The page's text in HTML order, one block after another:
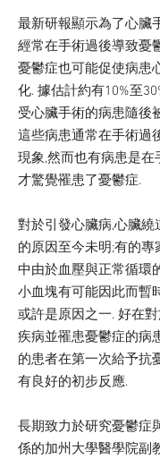
最新研報顯示為了心臟
經常在手術過後導致憂
憂鬱症也可能促使病患
化. 據估計約有10%至
受心臟手術的病患隨後
這些病患通常在手術過
現象,然而也有病患是在
才驚覺罹患了憂鬱症.
對於引發心臟病,心臟
的原因至今未明;有的
中由於血壓與正常循環
小血塊有可能因此而暫
或許是原因之一. 好在
疾病並罹患憂鬱症的病
的患者在第一次給予抗
有良好的初步反應.
長期致力於研究憂鬱症
係的加州大學醫學院副